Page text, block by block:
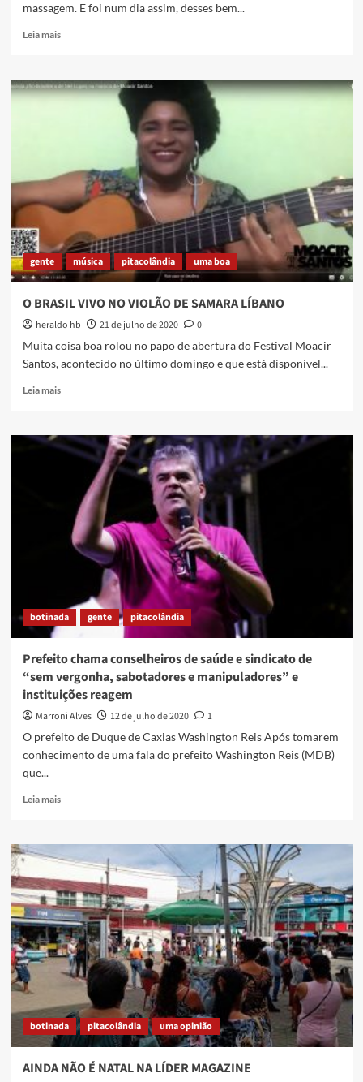
massagem. E foi num dia assim, desses bem...
Leia maisRead
EMPREENDEDOR
EM
gente música pitacolândia uma boa
O BRASIL VIVO NO VIOLÃO DE SAMARA LÍBANO
heraldo hb 21 de julho de 2020
0
Muita coisa boa rolou no papo de abertura do Festival Moacir
Santos, acontecido no último domingo e que está disponível...
Leia maisRead
O
BRASIL
VIOLÃO
SAMARA
LÍBANO
botinada gente pitacolândia
Prefeito chama conselheiros de saúde e sindicato de
“sem vergonha, sabotadores e manipuladores” e
instituições reagem
Marroni Alves 12 de julho de 2020
1
O prefeito de Duque de Caxias Washington Reis Após tomarem
conhecimento de uma fala do prefeito Washington Reis (MDB)
que...
Leia maisRead
Prefeito
chama
conselheiros
de
saúde
e
sindicato
de
“sem
vergonha,
sabotadores
manipuladores”
instituições
reagem
botinada pitacolândia uma opinião
AINDA NÃO É NATAL NA LÍDER MAGAZINE